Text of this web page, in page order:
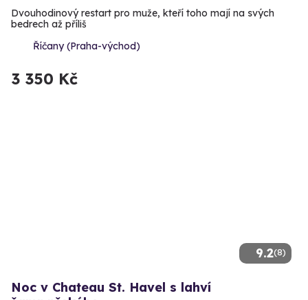
Dvouhodinový restart pro muže, kteří toho mají na svých
bedrech až příliš
Říčany (Praha-východ)
3 350 Kč
9.2(8)
Noc v Chateau St. Havel s lahví